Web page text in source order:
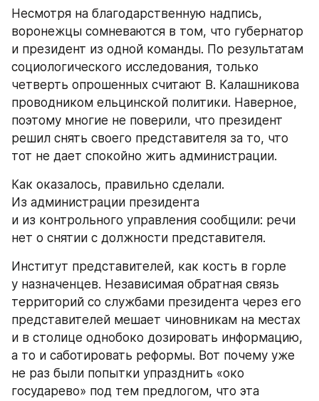
Несмотря на благодарственную надпись,
воронежцы сомневаются в том, что губернатор
и президент из одной команды. По результатам
социологического исследования, только
четверть опрошенных считают В. Калашникова
проводником ельцинской политики. Наверное,
поэтому многие не поверили, что президент
решил снять своего представителя за то, что
тот не дает спокойно жить администрации.
Как оказалось, правильно сделали.
Из администрации президента
и из контрольного управления сообщили: речи
нет о снятии с должности представителя.
Институт представителей, как кость в горле
у назначенцев. Независимая обратная связь
территорий со службами президента через его
представителей мешает чиновникам на местах
и в столице однобоко дозировать информацию,
а то и саботировать реформы. Вот почему уже
не раз были попытки упразднить «око
государево» под тем предлогом, что эта